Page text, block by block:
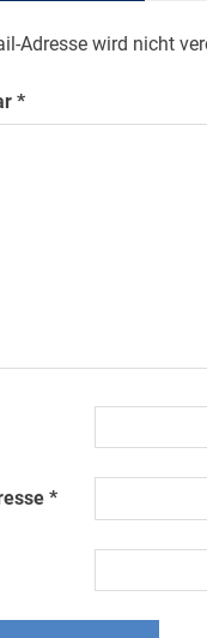
Adresse wird nicht
*
*